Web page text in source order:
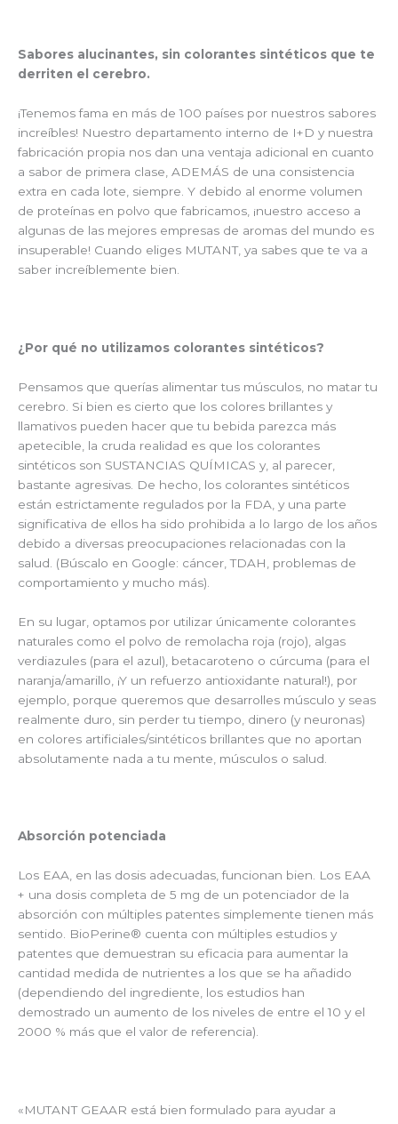
Sabores alucinantes, sin colorantes sintéticos que te
derriten el cerebro.
¡Tenemos fama en más de 100 países por nuestros sabores
increíbles! Nuestro departamento interno de I+D y nuestra
fabricación propia nos dan una ventaja adicional en cuanto
a sabor de primera clase, ADEMÁS de una consistencia
extra en cada lote, siempre. Y debido al enorme volumen
de proteínas en polvo que fabricamos, ¡nuestro acceso a
algunas de las mejores empresas de aromas del mundo es
insuperable! Cuando eliges MUTANT, ya sabes que te va a
saber increíblemente bien.
¿Por qué no utilizamos colorantes sintéticos?
Pensamos que querías alimentar tus músculos, no matar tu
cerebro. Si bien es cierto que los colores brillantes y
llamativos pueden hacer que tu bebida parezca más
apetecible, la cruda realidad es que los colorantes
sintéticos son SUSTANCIAS QUÍMICAS y, al parecer,
bastante agresivas. De hecho, los colorantes sintéticos
están estrictamente regulados por la FDA, y una parte
significativa de ellos ha sido prohibida a lo largo de los años
debido a diversas preocupaciones relacionadas con la
salud. (Búscalo en Google: cáncer, TDAH, problemas de
comportamiento y mucho más).
En su lugar, optamos por utilizar únicamente colorantes
naturales como el polvo de remolacha roja (rojo), algas
verdiazules (para el azul), betacaroteno o cúrcuma (para el
naranja/amarillo, ¡Y un refuerzo antioxidante natural!), por
ejemplo, porque queremos que desarrolles músculo y seas
realmente duro, sin perder tu tiempo, dinero (y neuronas)
en colores artificiales/sintéticos brillantes que no aportan
absolutamente nada a tu mente, músculos o salud.
Absorción potenciada
Los EAA, en las dosis adecuadas, funcionan bien. Los EAA
+ una dosis completa de 5 mg de un potenciador de la
absorción con múltiples patentes simplemente tienen más
sentido. BioPerine® cuenta con múltiples estudios y
patentes que demuestran su eficacia para aumentar la
cantidad medida de nutrientes a los que se ha añadido
(dependiendo del ingrediente, los estudios han
demostrado un aumento de los niveles de entre el 10 y el
2000 % más que el valor de referencia).
«MUTANT GEAAR está bien formulado para ayudar a